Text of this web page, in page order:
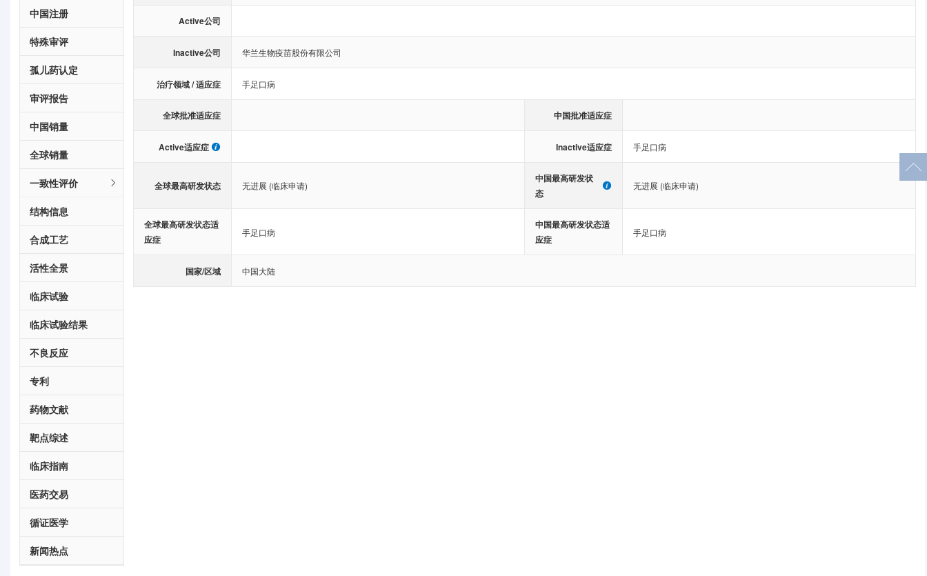
中国注册
特殊审评
孤儿药认定
审评报告
中国销量
全球销量
一致性评价
结构信息
合成工艺
活性全景
临床试验
临床试验结果
不良反应
专利
药物文献
靶点综述
临床指南
医药交易
循证医学
新闻热点
Active公司
Inactive公司 华兰生物疫苗股份有限公司
治疗领域 / 适应症 手足口病
全球批准适应症 中国批准适应症
Active适应症 Inactive适应症 手足口病
全球最高研发状态 无进展 (临床申请)
中国最高研发状
态
无进展 (临床申请)
全球最高研发状态适
应症
手足口病
中国最高研发状态适
应症
手足口病
国家/区域 中国大陆